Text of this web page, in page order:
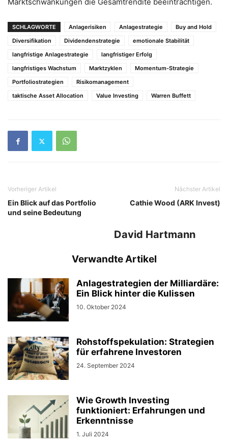
Marktschwankungen die Gesamtrendite beeinträchtigen.
SCHLAGWORTE Anlagerisiken Anlagestrategie
Buy and Hold
Diversifikation
Dividendenstrategie
emotionale Stabilität
langfristige Anlagestrategie
langfristiger Erfolg
langfristiges Wachstum
Marktzyklen
Momentum-Strategie
Portfoliostrategien
Risikomanagement
taktische Asset Allocation
Value Investing Warren Buffett
Vorheriger Artikel
Ein Blick auf das Portfolio
und seine Bedeutung
Nächster Artikel
Cathie Wood (ARK Invest)
David Hartmann
Verwandte Artikel
Anlagestrategien der Milliardäre:
Ein Blick hinter die Kulissen
10. Oktober 2024
Rohstoffspekulation: Strategien
für erfahrene Investoren
24. September 2024
Wie Growth Investing
funktioniert: Erfahrungen und
Erkenntnisse
1. Juli 2024